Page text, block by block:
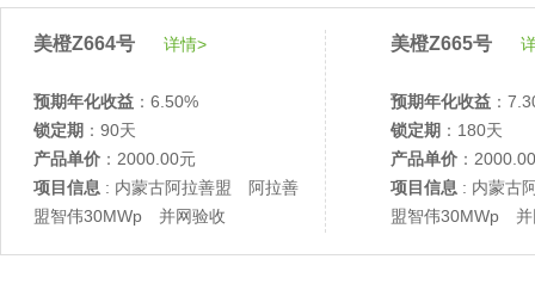
美橙Z664号 详情>
预期年化收益 ：6.50%
锁定期 ：90天
产品单价 ：2000.00元
项目信息 : 内蒙古阿拉善盟 阿拉善
盟智伟30MWp 并网验收
美橙Z665号
预期年化收益 ：
锁定期 ：180天
产品单价 ：
项目信息 : 内蒙古
盟智伟30MWp 并